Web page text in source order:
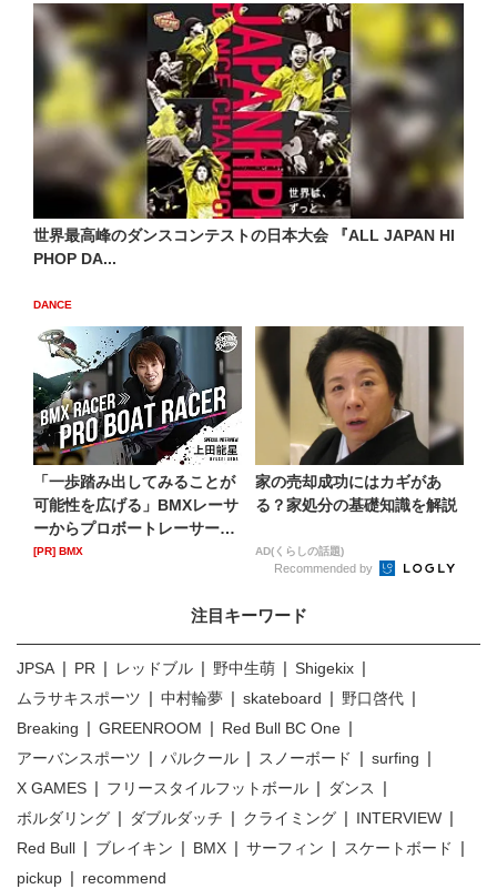
世界最高峰のダンスコンテストの日本大会 『ALL JAPAN HI
PHOP DA...
DANCE
「一歩踏み出してみることが
可能性を広げる」BMXレーサ
ーからプロボートレーサー
へ...
[PR] BMX
家の売却成功にはカギがあ
る？家処分の基礎知識を解説
AD(くらしの話題)
Recommended by
注目キーワード
JPSA PR レッドブル 野中生萌
Shigekix
ムラサキスポーツ
中村輪夢 skateboard
野口啓代
Breaking
GREENROOM
Red Bull BC One
アーバンスポーツ
パルクール スノーボード
surfing
X GAMES
フリースタイルフットボール
ダンス
ボルダリング
ダブルダッチ クライミング
INTERVIEW
Red Bull
ブレイキン BMX サーフィン
スケートボード
pickup
recommend